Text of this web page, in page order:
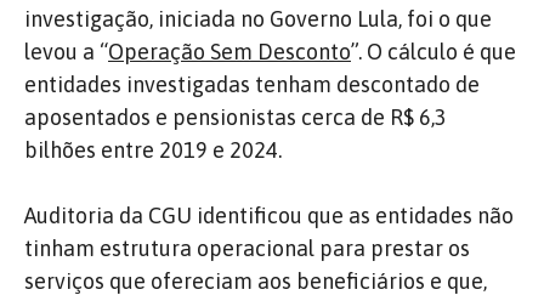
investigação, iniciada no Governo Lula, foi o que
levou a “Operação Sem Desconto”. O cálculo é que
entidades investigadas tenham descontado de
aposentados e pensionistas cerca de R$ 6,3
bilhões entre 2019 e 2024.
Auditoria da CGU identificou que as entidades não
tinham estrutura operacional para prestar os
serviços que ofereciam aos beneficiários e que,